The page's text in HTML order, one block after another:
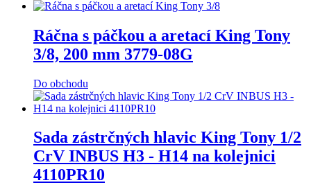
Ráčna s páčkou a aretací King Tony
3/8, 200 mm 3779-08G
Do obchodu
Sada zástrčných hlavic King Tony 1/2
CrV INBUS H3 - H14 na kolejnici
4110PR10